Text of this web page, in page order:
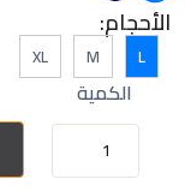
الأحجام:
L
M
XL
الكمية